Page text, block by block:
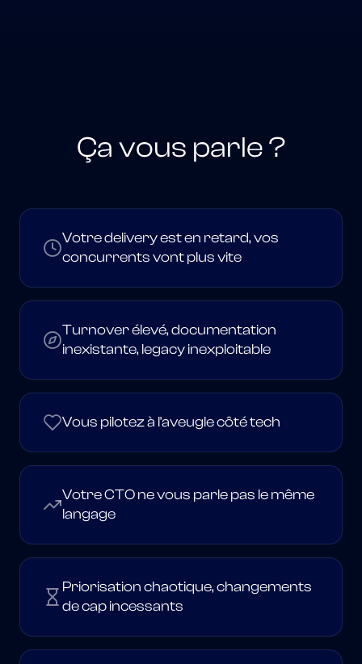
Ça vous parle ?
Votre delivery est en retard, vos
concurrents vont plus vite
Turnover élevé, documentation
inexistante, legacy inexploitable
Vous pilotez à l'aveugle côté tech
Votre CTO ne vous parle pas le même
langage
Priorisation chaotique, changements
de cap incessants